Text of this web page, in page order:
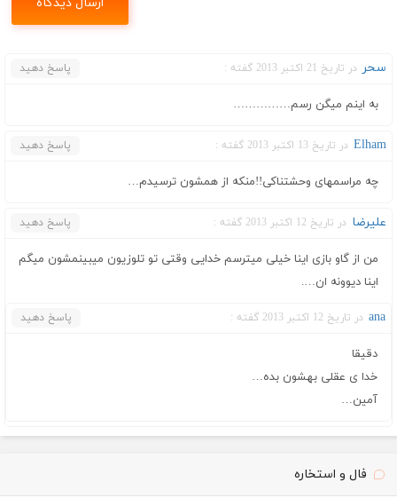
سحر در تاریخ 21 اکتبر 2013 گفته : پاسخ دهید
به اینم میگن رسم……………
Elham در تاریخ 13 اکتبر 2013 گفته : پاسخ دهید
چه مراسمهای وحشتناکی!!منکه از همشون ترسیدم…
علیرضا در تاریخ 12 اکتبر 2013 گفته : پاسخ دهید
من از گاو بازی اینا خیلی میترسم خدایی وقتی تو تلوزیون میبینمشون میگم
اینا دیوونه ان….
ana در تاریخ 12 اکتبر 2013 گفته : پاسخ دهید
دقیقا
خدا ی عقلی بهشون بده…
آمین…
فال و استخاره